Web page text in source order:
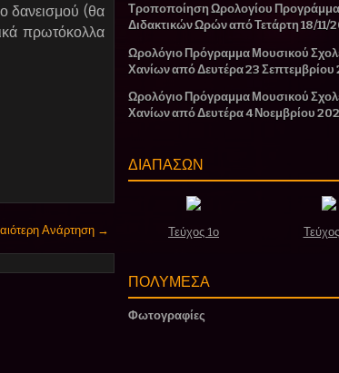
δανεισμού (θα
πρωτόκολλα
Ανάρτηση →
Τροποποίηση Ωρολογίου
Διδακτικών Ωρών από Τετάρτη 18/11/
Ωρολόγιο Πρόγραμμα Μουσικού
Χανίων από Δευτέρα 23 Σεπτεμβρίου
Ωρολόγιο Πρόγραμμα Μουσικού
Χανίων από Δευτέρα 4 Νοεμβρίου
ΔΙΑΠΑΣΩΝ
Τεύχος 1ο
ΠΟΛΥΜΕΣΑ
Φωτογραφίες